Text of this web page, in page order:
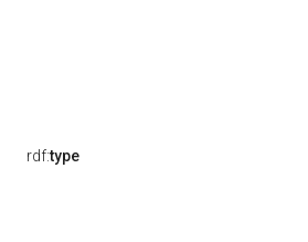
rdf:type